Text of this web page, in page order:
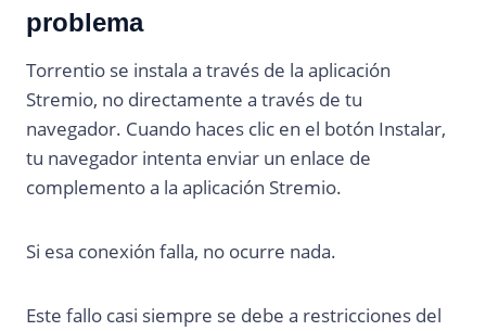
problema
Torrentio se instala a través de la aplicación
Stremio, no directamente a través de tu
navegador. Cuando haces clic en el botón Instalar,
tu navegador intenta enviar un enlace de
complemento a la aplicación Stremio.
Si esa conexión falla, no ocurre nada.
Este fallo casi siempre se debe a restricciones del